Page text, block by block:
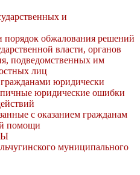
и
порядок обжалования решений
власти, органов
подведомственных им
лиц
юридически
юридические ошибки
с оказанием гражданам
помощи
муниципального